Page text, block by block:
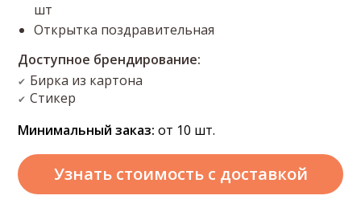
шт
Открытка поздравительная
Доступное брендирование:
✔ Бирка из картона
✔ Стикер
Минимальный заказ: от 10 шт.
Узнать стоимостьс доставкой